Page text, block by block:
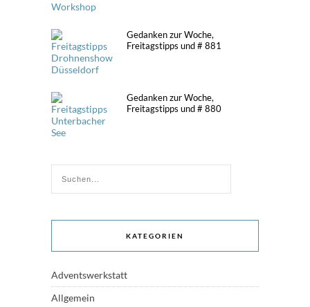
Gedanken zur Woche,
Freitagstipps und # 881
Gedanken zur Woche,
Freitagstipps und # 880
KATEGORIEN
Adventswerkstatt
Allgemein